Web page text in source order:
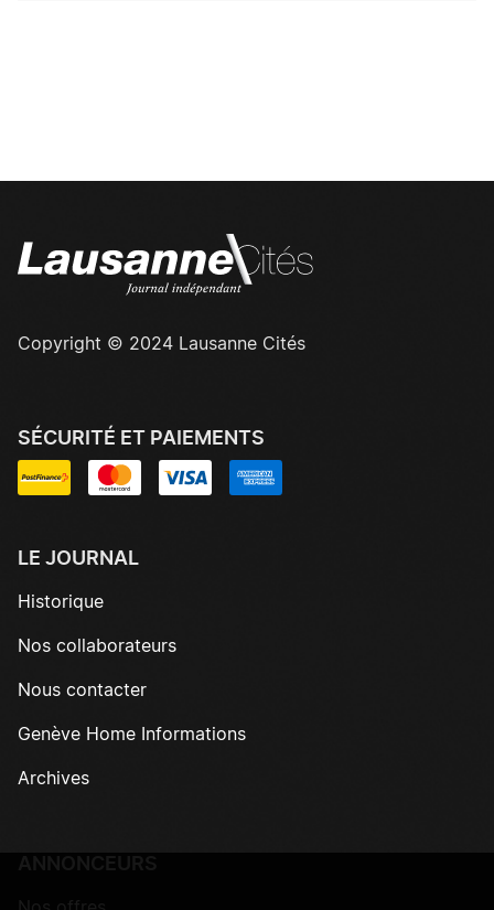
Copyright © 2024 Lausanne Cités
SÉCURITÉ ET PAIEMENTS
LE JOURNAL
Historique
Nos collaborateurs
Nous contacter
Genève Home Informations
Archives